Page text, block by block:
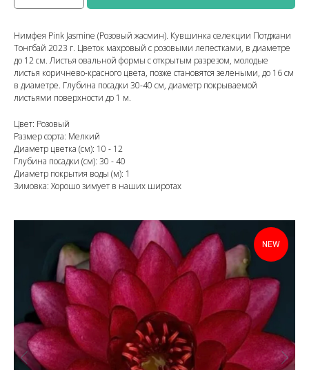
Нимфея Pink Jasmine (Розовый жасмин). Кувшинка селекции Потджани
Тонгбай 2023 г. Цветок махровый с розовыми лепестками, в диаметре
до 12 см. Листья овальной формы с открытым разрезом, молодые
листья коричнево-красного цвета, позже становятся зелеными, до 16 см
в диаметре. Глубина посадки 30-40 см, диаметр покрываемой
листьями поверхности до 1 м.
Цвет: Розовый
Размер сорта: Мелкий
Диаметр цветка (см): 10 - 12
Глубина посадки (см): 30 - 40
Диаметр покрытия воды (м): 1
Зимовка: Хорошо зимует в наших широтах
NEW